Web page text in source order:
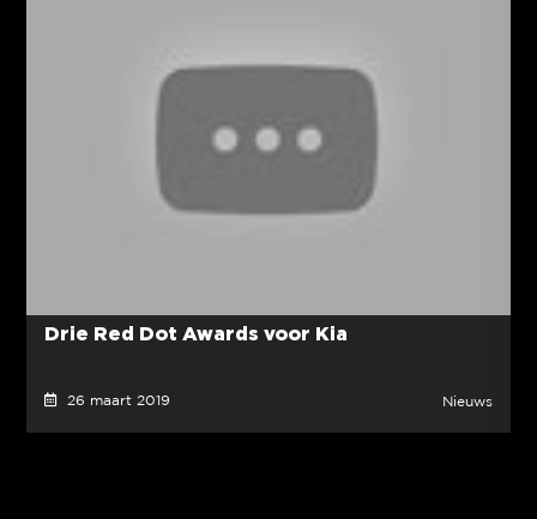
Drie Red Dot Awards voor Kia
26 maart 2019 Nieuws